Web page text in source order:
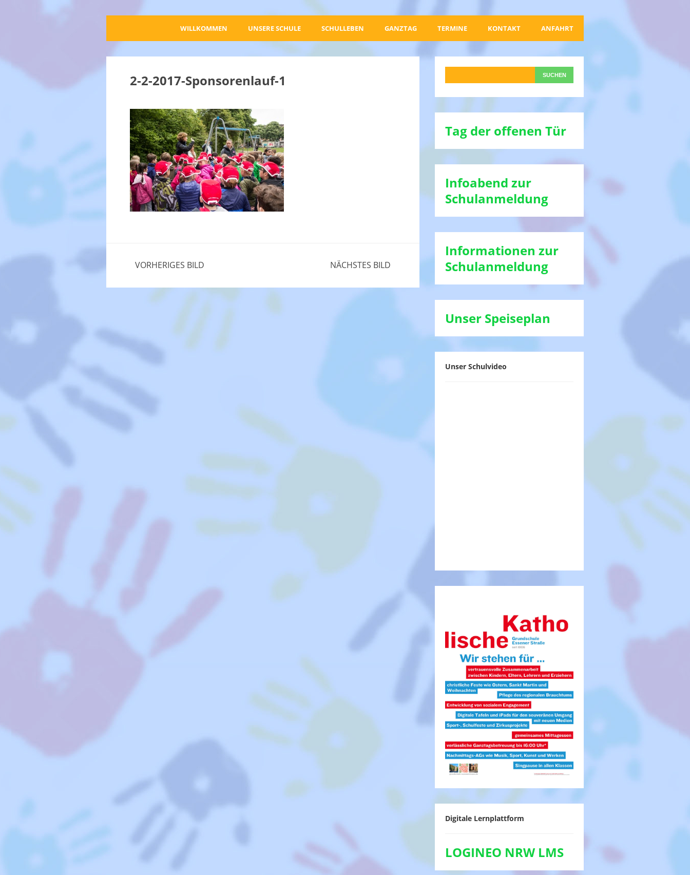
WILLKOMMEN UNSERE SCHULE SCHULLEBEN GANZTAG TERMINE KONTAKT ANFAHRT
2-2-2017-Sponsorenlauf-1
VORHERIGES BILD NÄCHSTES BILD
Tag der offenen Tür
Infoabend zur
Schulanmeldung
Informationen zur
Schulanmeldung
Unser Speiseplan
Unser Schulvideo
Digitale Lernplattform
LOGINEO NRW LMS